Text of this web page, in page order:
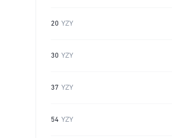
20 YZY
30 YZY
37 YZY
54 YZY